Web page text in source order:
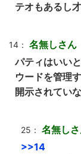
テオもあるし
14： 名無しさん
パティはいい
ウードを管理
開示されてい
25： 名無しさ
>>14